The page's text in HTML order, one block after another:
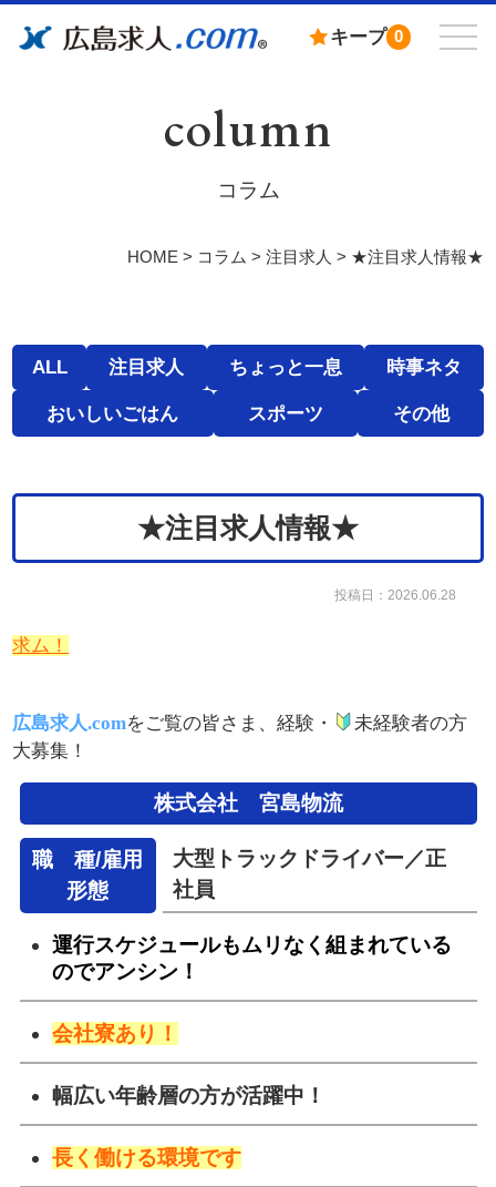
キープ 0
column
コラム
HOME> コラム > 注目求人 > ★注目求人情報★
ALL 注目求人 ちょっと一息 時事ネタ
おいしいごはん スポーツ その他
★注目求人情報★
投稿日：2026.06.28
求ム！
広島求人.comをご覧の皆さま、経験・
未経験者の方
大募集！
株式会社 宮島物流
職 種/雇用
形態
大型トラックドライバー／正
社員
運行スケジュールもムリなく組まれている
のでアンシン！
会社寮あり！
幅広い年齢層の方が活躍中！
長く働ける環境です